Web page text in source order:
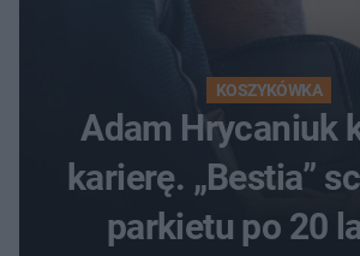
KOSZYKÓWKA
Adam Hrycaniuk
karierę. „Bestia”
parkietu po 20